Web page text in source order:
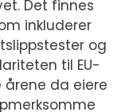
Det finnes
inkluderer
og
til EU-
årene da eiere